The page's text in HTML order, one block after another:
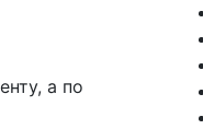
а по